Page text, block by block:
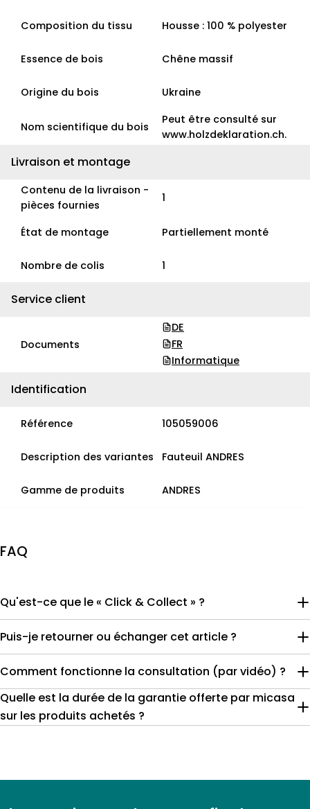
Composition du tissu Housse : 100 % polyester
Essence de bois Chêne massif
Origine du bois Ukraine
Nom scientifique du bois
Peut être consulté sur
www.holzdeklaration.ch.
Livraison et montage
Contenu de la livraison -
pièces fournies
1
État de montage Partiellement monté
Nombre de colis 1
Service client
Documents
DE
FR
Informatique
Identification
Référence 105059006
Description des variantes Fauteuil ANDRES
Gamme de produits ANDRES
FAQ
Qu'est-ce que le « Click & Collect » ?
Puis-je retourner ou échanger cet article ?
Comment fonctionne la consultation (par vidéo) ?
Quelle est la durée de la garantie offerte par micasa
sur les produits achetés ?